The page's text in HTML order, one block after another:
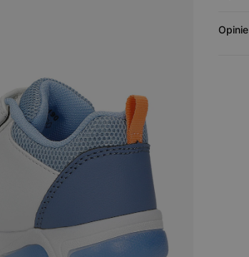
Opinie